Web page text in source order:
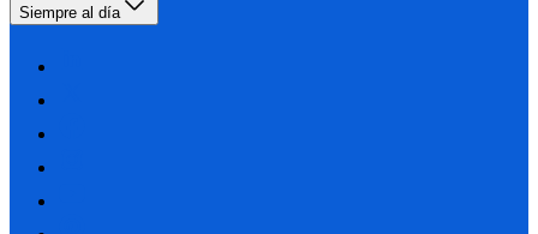
Siempre al día